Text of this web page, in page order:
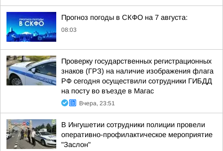
Прогноз погоды в СКФО на 7 августа:
08:03
Проверку государственных регистрационных
знаков (ГРЗ) на наличие изображения флага
РФ сегодня осуществили сотрудники ГИБДД
на посту во въезде в Магас
Вчера, 23:51
В Ингушетии сотрудники полиции провели
оперативно-профилактическое мероприятие
"Заслон"